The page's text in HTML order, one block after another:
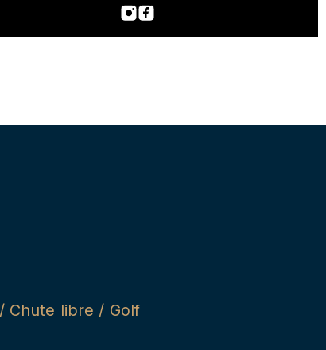
Chute libre / Golf